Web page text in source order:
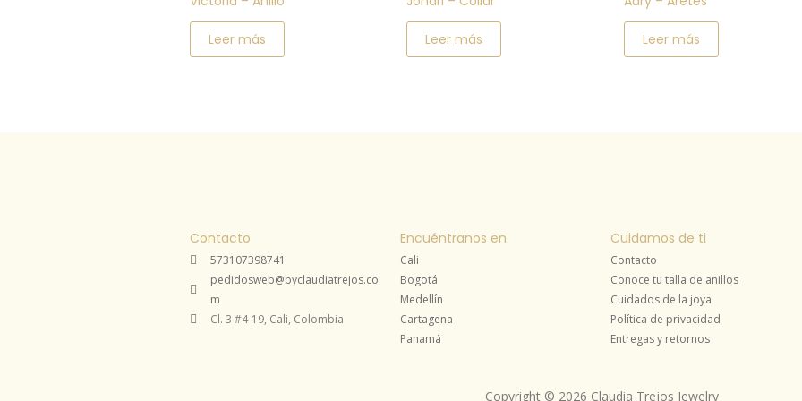
Leer más Leer más Leer más
Contacto
573107398741
pedidosweb@byclaudiatrejos.co
m
Cl. 3 #4-19, Cali, Colombia
Encuéntranos en
Cali
Bogotá
Medellín
Cartagena
Panamá
Cuidamos de ti
Contacto
Conoce tu talla de anillos
Cuidados de la joya
Política de privacidad
Entregas y retornos
Copyright © 2026 Claudia Trejos Jewelry